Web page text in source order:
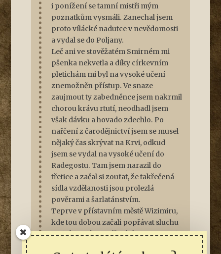
i ponížení se tamní mistři mým
poznatkům vysmáli. Zanechal jsem
proto vílácké nadutce v nevědomosti
a vydal se do Poljany.
Leč ani ve stověžatém Smirném mi
pšenka nekvetla a díky církevním
pletichám mi byl na vysoké učení
znemožněn přístup. Ve snaze
zaujmout ty zabedněnce jsem nakrmil
chorou krávu rtutí, neodhadl jsem
však dávku a hovado zdechlo. Po
nařčení z čarodějnictví jsem se musel
nějaký čas skrývat na Krvi, odkud
jsem se vydal na vysoké učení do
Radegostu. Tam jsem narazil do
třetice a začal si zoufat, že takřečená
sídla vzdělanosti jsou prolezlá
pověrami a šarlatánstvím.
Teprve v přístavním městě Wizimiru,
kde tou dobou začali popřávat sluchu
Varinkisovým myšlenkám o rovnosti